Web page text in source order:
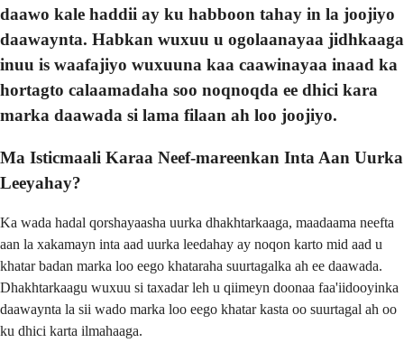
daawo kale haddii ay ku habboon tahay in la joojiyo
daawaynta. Habkan wuxuu u ogolaanayaa jidhkaaga
inuu is waafajiyo wuxuuna kaa caawinayaa inaad ka
hortagto calaamadaha soo noqnoqda ee dhici kara
marka daawada si lama filaan ah loo joojiyo.
Ma Isticmaali Karaa Neef-mareenkan Inta Aan Uurka
Leeyahay?
Ka wada hadal qorshayaasha uurka dhakhtarkaaga, maadaama neefta
aan la xakamayn inta aad uurka leedahay ay noqon karto mid aad u
khatar badan marka loo eego khataraha suurtagalka ah ee daawada.
Dhakhtarkaagu wuxuu si taxadar leh u qiimeyn doonaa faa'iidooyinka
daawaynta la sii wado marka loo eego khatar kasta oo suurtagal ah oo
ku dhici karta ilmahaaga.